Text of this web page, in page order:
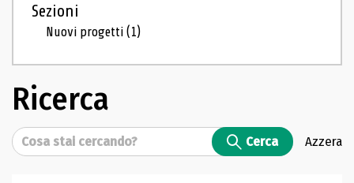
Sezioni
Nuovi progetti(1)
Ricerca
Cerca Cerca Azzera